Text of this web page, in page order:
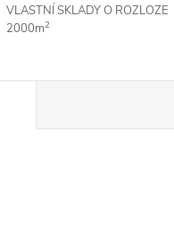
VLASTNÍ SKLADY O ROZLOZE
2000m2